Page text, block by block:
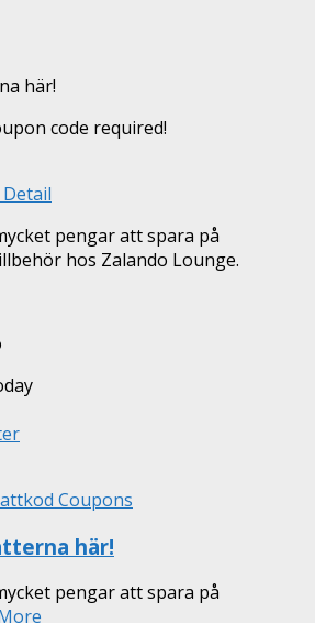
här!
code required!
pengar att spara på
hos Zalando Lounge.
Coupons
här!
pengar att spara på